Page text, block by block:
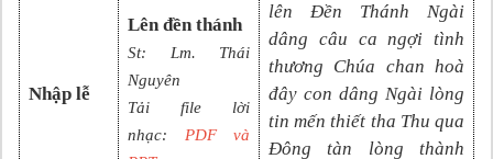
Nhập lễ
Lên đền thánh
St: Lm. Thái
Nguyên
Tải file lời
nhạc: PDF và
lên Đền Thánh Ngài
dâng câu ca ngợi tình
thương Chúa chan hoà
đây con dâng Ngài lòng
tin mến thiết tha Thu qua
Đông tàn lòng thành